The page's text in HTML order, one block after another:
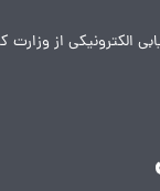
الکترونیکی از وزارت